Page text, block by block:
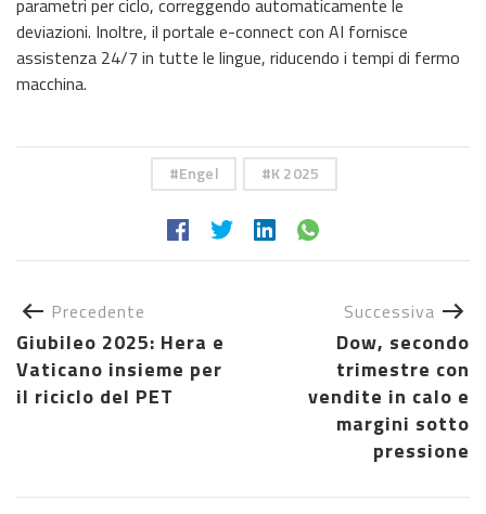
deviazioni. Inoltre, il portale e-connect con AI fornisce
assistenza 24/7 in tutte le lingue, riducendo i tempi di fermo
macchina.
Engel K 2025
Precedente
Giubileo 2025: Hera e
Vaticano insieme per
il riciclo del PET
Successiva
Dow, secondo
trimestre con
vendite in calo e
margini sotto
pressione